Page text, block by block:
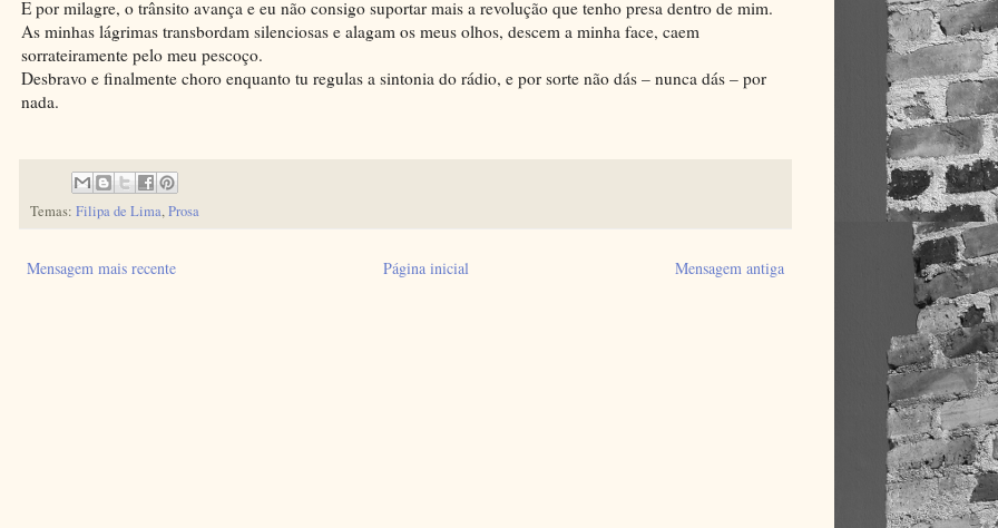
E por milagre, o trânsito avança e eu não consigo suportar mais a revolução que tenho presa dentro de mim.
As minhas lágrimas transbordam silenciosas e alagam os meus olhos, descem a minha face, caem
sorrateiramente pelo meu pescoço.
Desbravo e finalmente choro enquanto tu regulas a sintonia do rádio, e por sorte não dás – nunca dás – por
nada.
Temas: Filipa de Lima,Prosa
Mensagem mais recente Mensagem antiga
Página inicial